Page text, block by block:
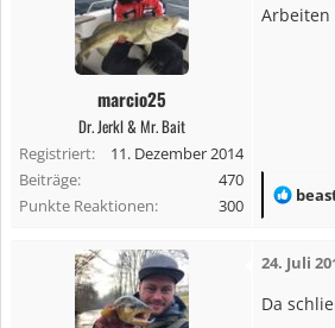
marcio25
Dr. Jerkl & Mr. Bait
Registriert
11. Dezember 2014
Beiträge
470
Punkte Reaktionen
300
Arbeiten
R
k
t
24. Juli
Da